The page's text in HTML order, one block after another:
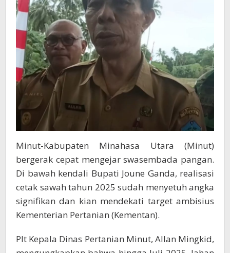
Minut-Kabupaten Minahasa Utara (Minut)
bergerak cepat mengejar swasembada pangan.
Di bawah kendali Bupati Joune Ganda, realisasi
cetak sawah tahun 2025 sudah menyetuh angka
signifikan dan kian mendekati target ambisius
Kementerian Pertanian (Kementan).
Plt Kepala Dinas Pertanian Minut, Allan Mingkid,